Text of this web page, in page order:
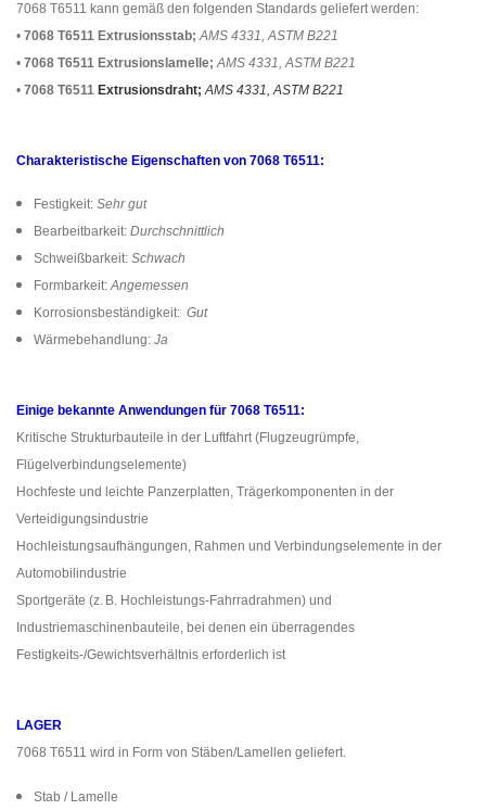
7068 T6511 kann gemäß den folgenden Standards geliefert werden:
• 7068 T6511 Extrusionsstab;AMS 4331, ASTM B221
• 7068 T6511 Extrusionslamelle;AMS 4331, ASTM B221
• 7068 T6511 Extrusionsdraht;AMS 4331, ASTM B221
Charakteristische Eigenschaften von 7068 T6511:
Festigkeit: Sehr gut
Bearbeitbarkeit: Durchschnittlich
Schweißbarkeit: Schwach
Formbarkeit:Angemessen
Korrosionsbeständigkeit: Gut
Wärmebehandlung: Ja
Einige bekannte Anwendungen für 7068 T6511:
Kritische Strukturbauteile in der Luftfahrt (Flugzeugrümpfe,
Flügelverbindungselemente)
Hochfeste und leichte Panzerplatten, Trägerkomponenten in der
Verteidigungsindustrie
Hochleistungsaufhängungen, Rahmen und Verbindungselemente in der
Automobilindustrie
Sportgeräte (z. B. Hochleistungs-Fahrradrahmen) und
Industriemaschinenbauteile, bei denen ein überragendes
Festigkeits-/Gewichtsverhältnis erforderlich ist
LAGER
7068 T6511 wird in Form von Stäben/Lamellen geliefert.
Stab / Lamelle